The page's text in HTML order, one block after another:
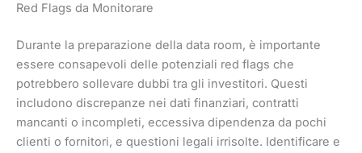
Red Flags da Monitorare
Durante la preparazione della data room, è importante
essere consapevoli delle potenziali red flags che
potrebbero sollevare dubbi tra gli investitori. Questi
includono discrepanze nei dati finanziari, contratti
mancanti o incompleti, eccessiva dipendenza da pochi
clienti o fornitori, e questioni legali irrisolte. Identificare e